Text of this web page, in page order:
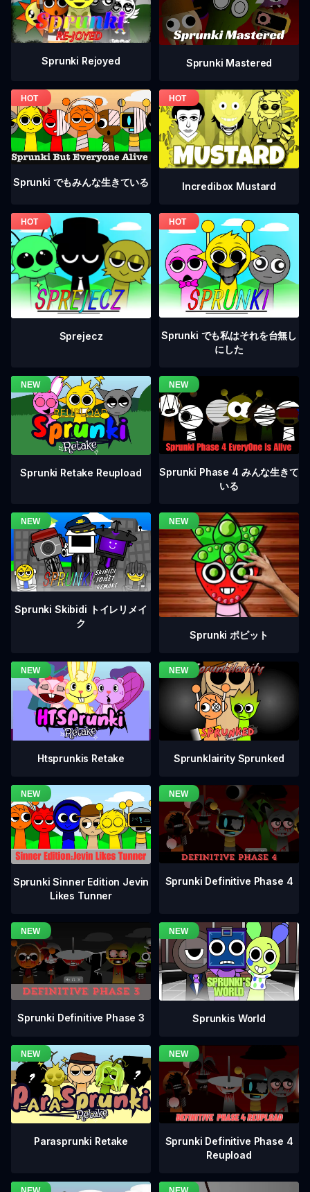
Sprunki Rejoyed Sprunki Mastered
Sprunki でもみんな生きている Incredibox Mustard
Sprejecz
Sprunki でも私はそれを台無し
にした
Sprunki Retake Reupload
Sprunki Phase 4 みんな生きて
いる
Sprunki Skibidi トイレリメイ
ク
Sprunki ポピット
Htsprunkis Retake Sprunklairity Sprunked
Sprunki Sinner Edition Jevin
Likes Tunner
Sprunki Definitive Phase 4
Sprunki Definitive Phase 3 Sprunkis World
Parasprunki Retake
Sprunki Definitive Phase 4
Reupload